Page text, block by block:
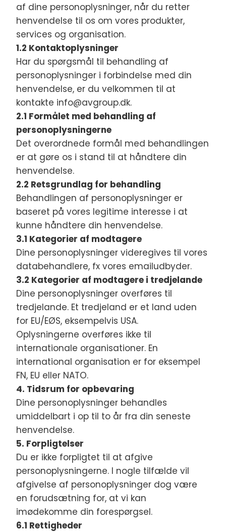
af dine personoplysninger, når du retter
henvendelse til os om vores produkter,
services og organisation.
1.2 Kontaktoplysninger
Har du spørgsmål til behandling af
personoplysninger i forbindelse med din
henvendelse, er du velkommen til at
kontakte info@avgroup.dk.
2.1 Formålet med behandling af
personoplysningerne
Det overordnede formål med behandlingen
er at gøre os i stand til at håndtere din
henvendelse.
2.2 Retsgrundlag for behandling
Behandlingen af personoplysninger er
baseret på vores legitime interesse i at
kunne håndtere din henvendelse.
3.1 Kategorier af modtagere
Dine personoplysninger videregives til vores
databehandlere, fx vores emailudbyder.
3.2 Kategorier af modtagere i tredjelande
Dine personoplysninger overføres til
tredjelande. Et tredjeland er et land uden
for EU/EØS, eksempelvis USA.
Oplysningerne overføres ikke til
internationale organisationer. En
international organisation er for eksempel
FN, EU eller NATO.
4. Tidsrum for opbevaring
Dine personoplysninger behandles
umiddelbart i op til to år fra din seneste
henvendelse.
5. Forpligtelser
Du er ikke forpligtet til at afgive
personoplysningerne. I nogle tilfælde vil
afgivelse af personoplysninger dog være
en forudsætning for, at vi kan
imødekomme din forespørgsel.
6.1 Rettigheder